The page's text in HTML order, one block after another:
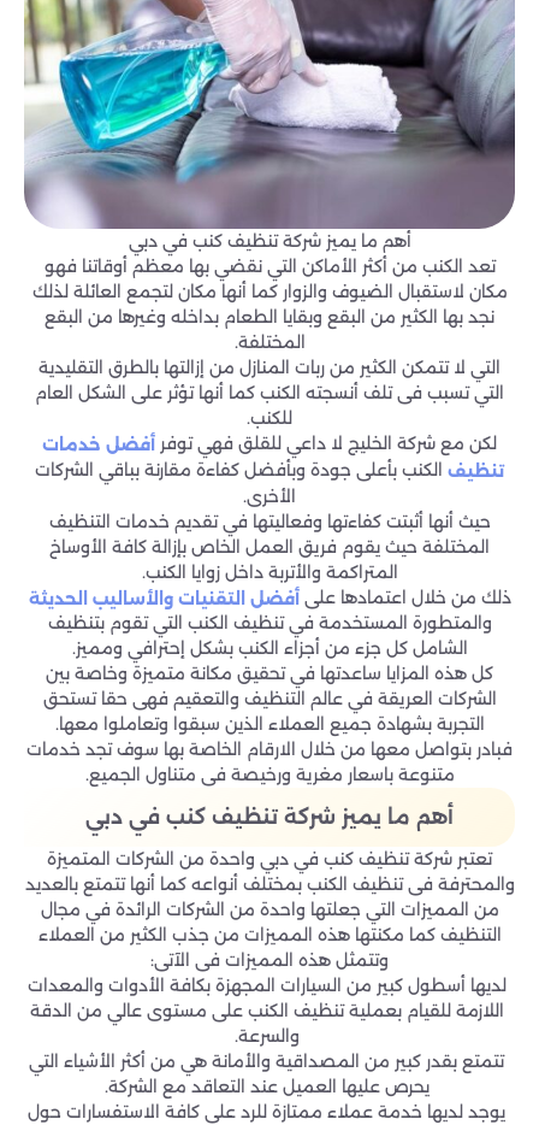
أهم ما يميز شركة تنظيف كنب في دبي
تعد الكنب من أكثر الأماكن التي نقضي بها معظم أوقاتنا فهو
مكان لاستقبال الضيوف والزوار كما أنها مكان لتجمع العائلة لذلك
نجد بها الكثير من البقع وبقايا الطعام بداخله وغيرها من البقع
المختلفة.
التي لا تتمكن الكثير من ربات المنازل من إزالتها بالطرق التقليدية
التي تسبب فى تلف أنسجته الكنب كما أنها تؤثر على الشكل العام
للكنب.
لكن مع شركة الخليج لا داعي للقلق فهي توفر أفضل خدمات
تنظيف الكنب بأعلى جودة وبأفضل كفاءة مقارنة بباقي الشركات
الأخرى.
حيث أنها أثبتت كفاءتها وفعاليتها في تقديم خدمات التنظيف
المختلفة حيث يقوم فريق العمل الخاص بإزالة كافة الأوساخ
المتراكمة والأتربة داخل زوايا الكنب.
ذلك من خلال اعتمادها علىأفضل التقنيات والأساليب الحديثة
والمتطورة المستخدمة في تنظيف الكنب التي تقوم بتنظيف
الشامل كل جزء من أجزاء الكنب بشكل إحترافي ومميز.
كل هذه المزايا ساعدتها في تحقيق مكانة متميزة وخاصة بين
الشركات العريقة في عالم التنظيف والتعقيم فهى حقا تستحق
التجربة بشهادة جميع العملاء الذين سبقوا وتعاملوا معها.
فبادر بتواصل معها من خلال الارقام الخاصة بها سوف تجد خدمات
متنوعة باسعار مغرية ورخيصة فى متناول الجميع.
أهم ما يميز شركة تنظيف كنب في دبي
تعتبر شركة تنظيف كنب في دبي واحدة من الشركات المتميزة
والمحترفة فى تنظيف الكنب بمختلف أنواعه كما أنها تتمتع بالعديد
من المميزات التي جعلتها واحدة من الشركات الرائدة في مجال
التنظيف كما مكنتها هذه المميزات من جذب الكثير من العملاء
وتتمثل هذه المميزات فى الآتى:
لديها أسطول كبير من السيارات المجهزة بكافة الأدوات والمعدات
اللازمة للقيام بعملية تنظيف الكنب على مستوى عالي من الدقة
والسرعة.
تتمتع بقدر كبير من المصداقية والأمانة هي من أكثر الأشياء التي
يحرص عليها العميل عند التعاقد مع الشركة.
يوجد لديها خدمة عملاء ممتازة للرد على كافة الاستفسارات حول